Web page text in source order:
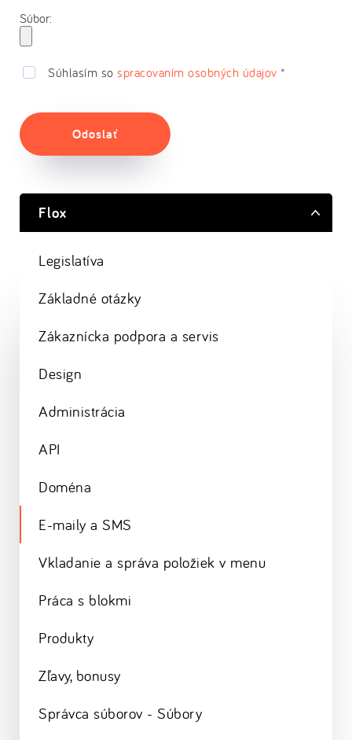
Súbor:
Súhlasím so spracovaním osobných údajov *
Odoslať
Flox
Legislatíva
Základné otázky
Zákaznícka podpora a servis
Design
Administrácia
API
Doména
E-maily a SMS
Vkladanie a správa položiek v menu
Práca s blokmi
Produkty
Zľavy, bonusy
Správca súborov - Súbory